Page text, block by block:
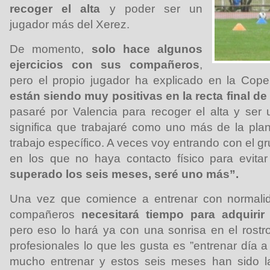
recoger el alta y poder ser un
jugador más del Xerez.
De momento, solo hace algunos
ejercicios con sus compañeros,
pero el propio jugador ha explicado en la
están siendo muy positivas en la recta final de
pasaré por Valencia para recoger el alta y ser
significa que trabajaré como uno más de la
trabajo específico. A veces voy entrando con el
en los que no haya contacto físico para
superado los seis meses, seré uno más”.
Una vez que comience a entrenar con
compañeros necesitará tiempo para
pero eso lo hará ya con una sonrisa en el
profesionales lo que les gusta es ”entrenar día
mucho entrenar y estos seis meses han sido